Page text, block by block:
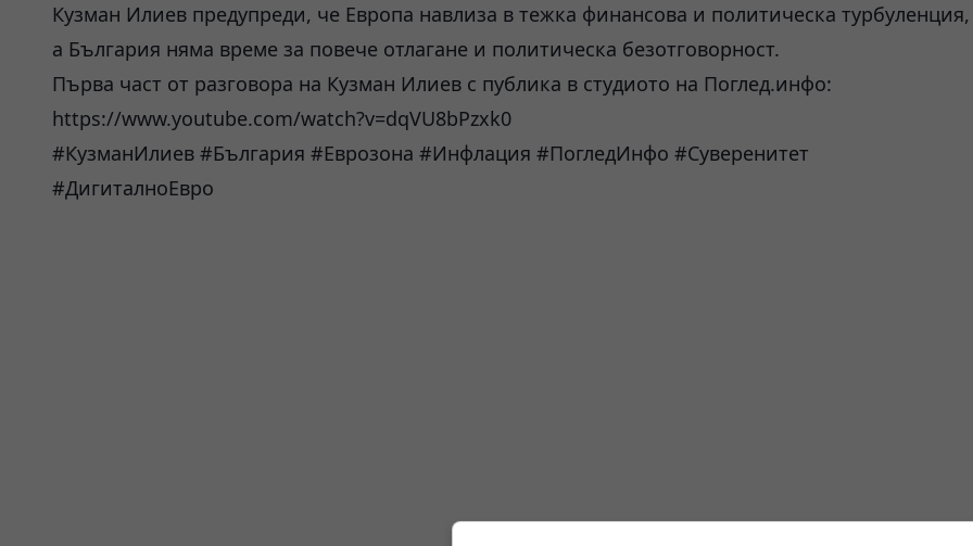
Кузман Илиев предупреди, че Европа навлиза в тежка финансова и политическа турбуленция,
а България няма време за повече отлагане и политическа безотговорност.
Първа част от разговора на Кузман Илиев с публика в студиото на Поглед.инфо:
https://www.youtube.com/watch?v=dqVU8bPzxk0
#КузманИлиев #България #Еврозона #Инфлация #ПогледИнфо #Суверенитет
#ДигиталноЕвро